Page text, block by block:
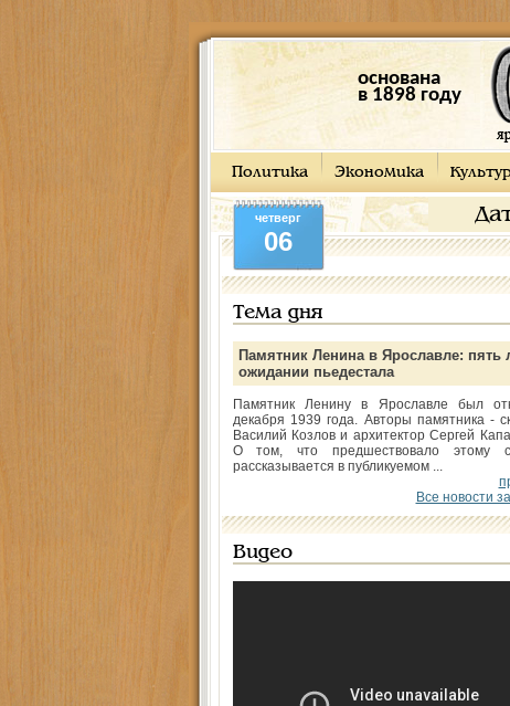
основана
в 1898 году
Политика Экономика
четверг
06
Тема дня
Памятник Ленина в Ярославле: пять
ожидании пьедестала
Памятник Ленину в Ярославле был
декабря 1939 года. Авторы памятника -
Василий Козлов и архитектор Сергей
О том, что предшествовало этому
рассказывается в публикуемом ...
Все новости
Видео